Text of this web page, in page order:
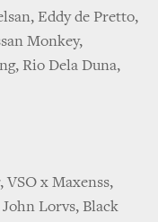
Eddy de Pretto,
Monkey,
Rio Dela Duna,
VSO x Maxenss,
Lorvs, Black